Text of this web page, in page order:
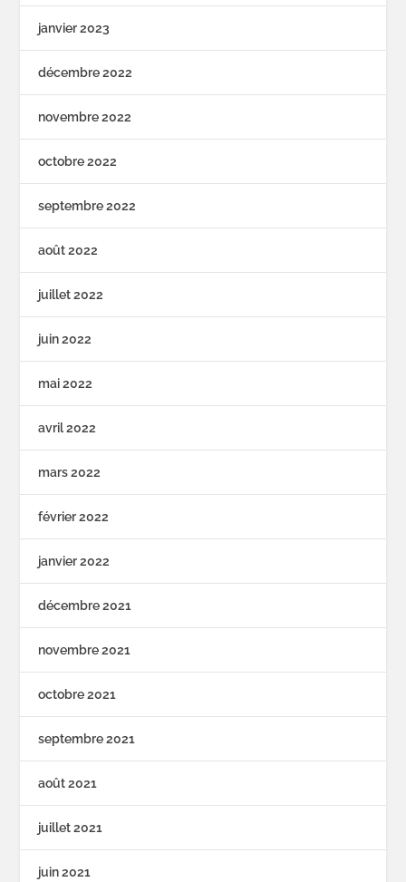
janvier 2023
décembre 2022
novembre 2022
octobre 2022
septembre 2022
août 2022
juillet 2022
juin 2022
mai 2022
avril 2022
mars 2022
février 2022
janvier 2022
décembre 2021
novembre 2021
octobre 2021
septembre 2021
août 2021
juillet 2021
juin 2021